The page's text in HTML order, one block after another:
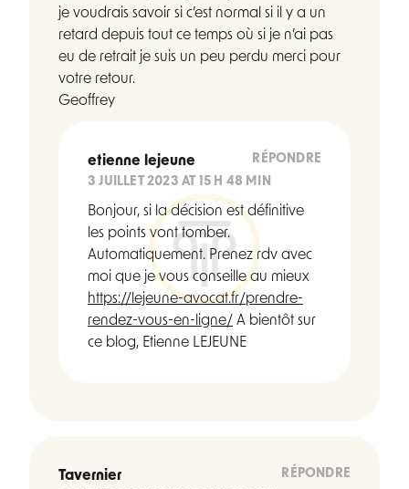
je voudrais savoir si c’est normal si il y a un
retard depuis tout ce temps où si je n’ai pas
eu de retrait je suis un peu perdu merci pour
votre retour.
Geoffrey
etienne lejeune
3 JUILLET 2023 AT 15 H 48 MIN
RÉPONDRE
Bonjour, si la décision est définitive
les points vont tomber.
Automatiquement. Prenez rdv avec
moi que je vous conseille au mieux
https://lejeune-avocat.fr/prendre-
rendez-vous-en-ligne/ A bientôt sur
ce blog, Etienne LEJEUNE
Tavernier RÉPONDRE